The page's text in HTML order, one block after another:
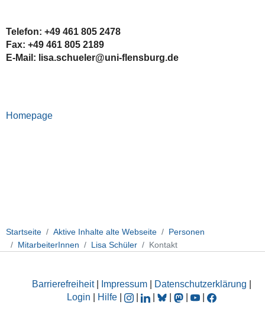
Telefon: +49 461 805 2478
Fax: +49 461 805 2189
E-Mail : lisa.schueler@uni-flensburg.de
Homepage
Startseite Aktive Inhalte alte Webseite
Personen
MitarbeiterInnen
Lisa Schüler Kontakt
Barrierefreiheit| Impressum Datenschutzerklärung
Login
Hilfe